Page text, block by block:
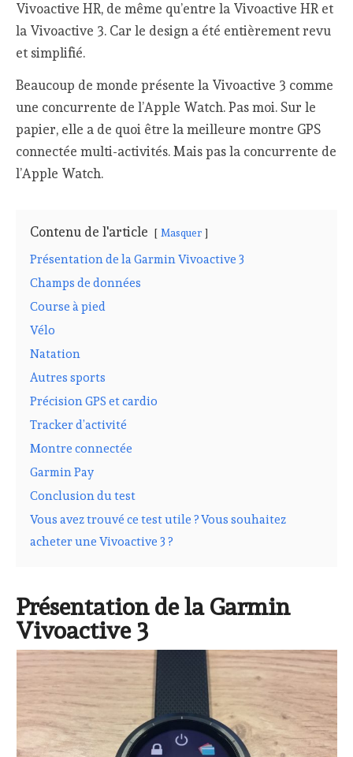
Vivoactive HR, de même qu’entre la Vivoactive HR et
la Vivoactive 3. Car le design a été entièrement revu
et simplifié.
Beaucoup de monde présente la Vivoactive 3 comme
une concurrente de l’Apple Watch. Pas moi. Sur le
papier, elle a de quoi être la meilleure montre GPS
connectée multi-activités. Mais pas la concurrente de
l’Apple Watch.
Contenu de l'article Masquer
Présentation de la Garmin Vivoactive 3
Champs de données
Course à pied
Vélo
Natation
Autres sports
Précision GPS et cardio
Tracker d’activité
Montre connectée
Garmin Pay
Conclusion du test
Vous avez trouvé ce test utile ? Vous souhaitez
acheter une Vivoactive 3 ?
Présentation de la Garmin
Vivoactive 3